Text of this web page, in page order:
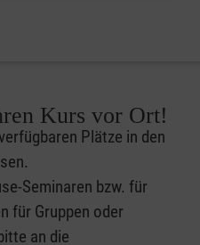
Kurs vor Ort!
Plätze in den
Seminaren bzw. für
für Gruppen oder
an die